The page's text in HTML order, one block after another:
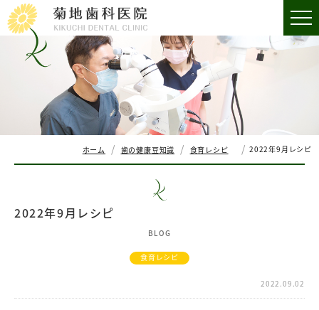
ホーム 歯の健康豆知識 食育レシピ 2022年9月レシピ
2022年9月レシピ
BLOG
食育レシピ
2022.09.02